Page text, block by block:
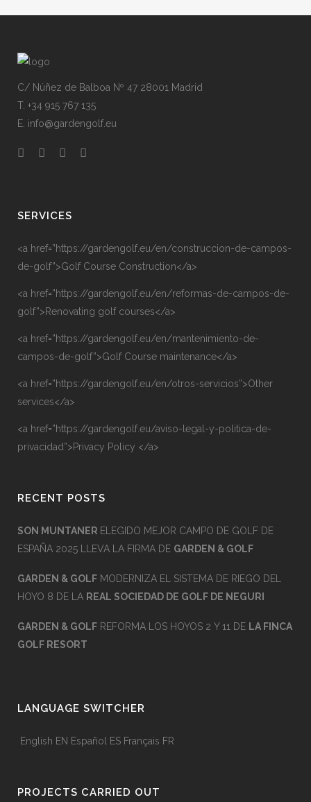
C/ Núñez de Balboa Nº 47 28001 Madrid
T. +34 915 767 135
E. info@gardengolf.eu
SERVICES
<a href=”https://gardengolf.eu/en/construccion-de-campos-
de-golf”>Golf Course Construction</a>
<a href=”https://gardengolf.eu/en/reformas-de-campos-de-
golf”>Renovating golf courses</a>
<a href=”https://gardengolf.eu/en/mantenimiento-de-
campos-de-golf”>Golf Course maintenance</a>
<a href=”https://gardengolf.eu/en/otros-servicios”>Other
services</a>
<a href=”https://gardengolf.eu/aviso-legal-y-politica-de-
privacidad”>Privacy Policy </a>
RECENT POSTS
SON MUNTANER ELEGIDO MEJOR CAMPO DE GOLF DE
ESPAÑA 2025 LLEVA LA FIRMA DE GARDEN & GOLF
GARDEN & GOLF MODERNIZA EL SISTEMA DE RIEGO DEL
HOYO 8 DE LA REAL SOCIEDAD DE GOLF DE NEGURI
GARDEN & GOLF REFORMA LOS HOYOS 2 Y 11 DE LA FINCA
GOLF RESORT
LANGUAGE SWITCHER
English EN Español ES Français FR
PROJECTS CARRIED OUT